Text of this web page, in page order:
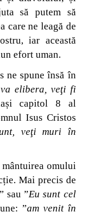
să putem să
care ne leagă de
iar această
efort uman.
ne spune însă în
elibera, veţi fi
capitol 8 al
Isus Cristos
veţi muri în
omului
Mai precis de
” sau ”Eu sunt cel
”am venit în